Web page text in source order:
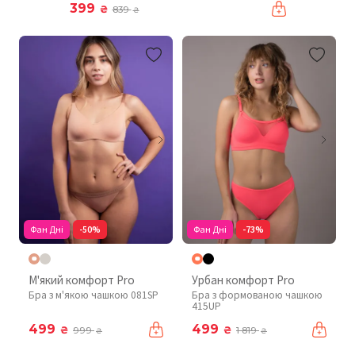
399 ₴ 839₴
Фан Дні -50%
М'який комфорт Pro
Бра з м'якою чашкою 081SP
499 ₴ 999₴
Фан Дні -73%
Урбан комфорт Pro
Бра з формованою чашкою
415UP
499 ₴ 1 819₴